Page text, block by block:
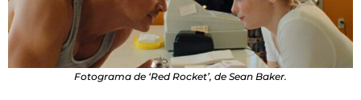
Fotograma de ‘Red Rocket’, de Sean Baker.